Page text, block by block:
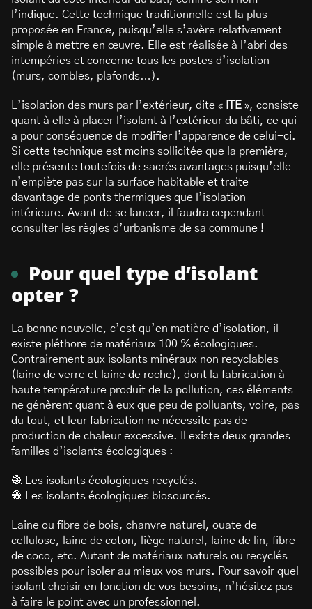
l’indique. Cette technique traditionnelle est la plus
proposée en France, puisqu’elle s’avère relativement
simple à mettre en œuvre. Elle est réalisée à l’abri des
intempéries et concerne tous les postes d’isolation
(murs, combles, plafonds…).
L’isolation des murs par l’extérieur, dite « ITE », consiste
quant à elle à placer l’isolant à l’extérieur du bâti, ce qui
a pour conséquence de modifier l’apparence de celui-ci.
Si cette technique est moins sollicitée que la première,
elle présente toutefois de sacrés avantages puisqu’elle
n’empiète pas sur la surface habitable et traite
davantage de ponts thermiques que l’isolation
intérieure. Avant de se lancer, il faudra cependant
consulter les règles d’urbanisme de sa commune !
Pour quel type d’isolant
opter ?
La bonne nouvelle, c’est qu’en matière d’isolation, il
existe pléthore de matériaux 100 % écologiques.
Contrairement aux isolants minéraux non recyclables
(laine de verre et laine de roche), dont la fabrication à
haute température produit de la pollution, ces éléments
ne génèrent quant à eux que peu de polluants, voire, pas
du tout, et leur fabrication ne nécessite pas de
production de chaleur excessive. Il existe deux grandes
familles d’isolants écologiques :
🧶 Les isolants écologiques recyclés.
🧶 Les isolants écologiques biosourcés.
Laine ou fibre de bois, chanvre naturel, ouate de
cellulose, laine de coton, liège naturel, laine de lin, fibre
de coco, etc. Autant de matériaux naturels ou recyclés
possibles pour isoler au mieux vos murs. Pour savoir quel
isolant choisir en fonction de vos besoins, n’hésitez pas
à faire le point avec un professionnel.